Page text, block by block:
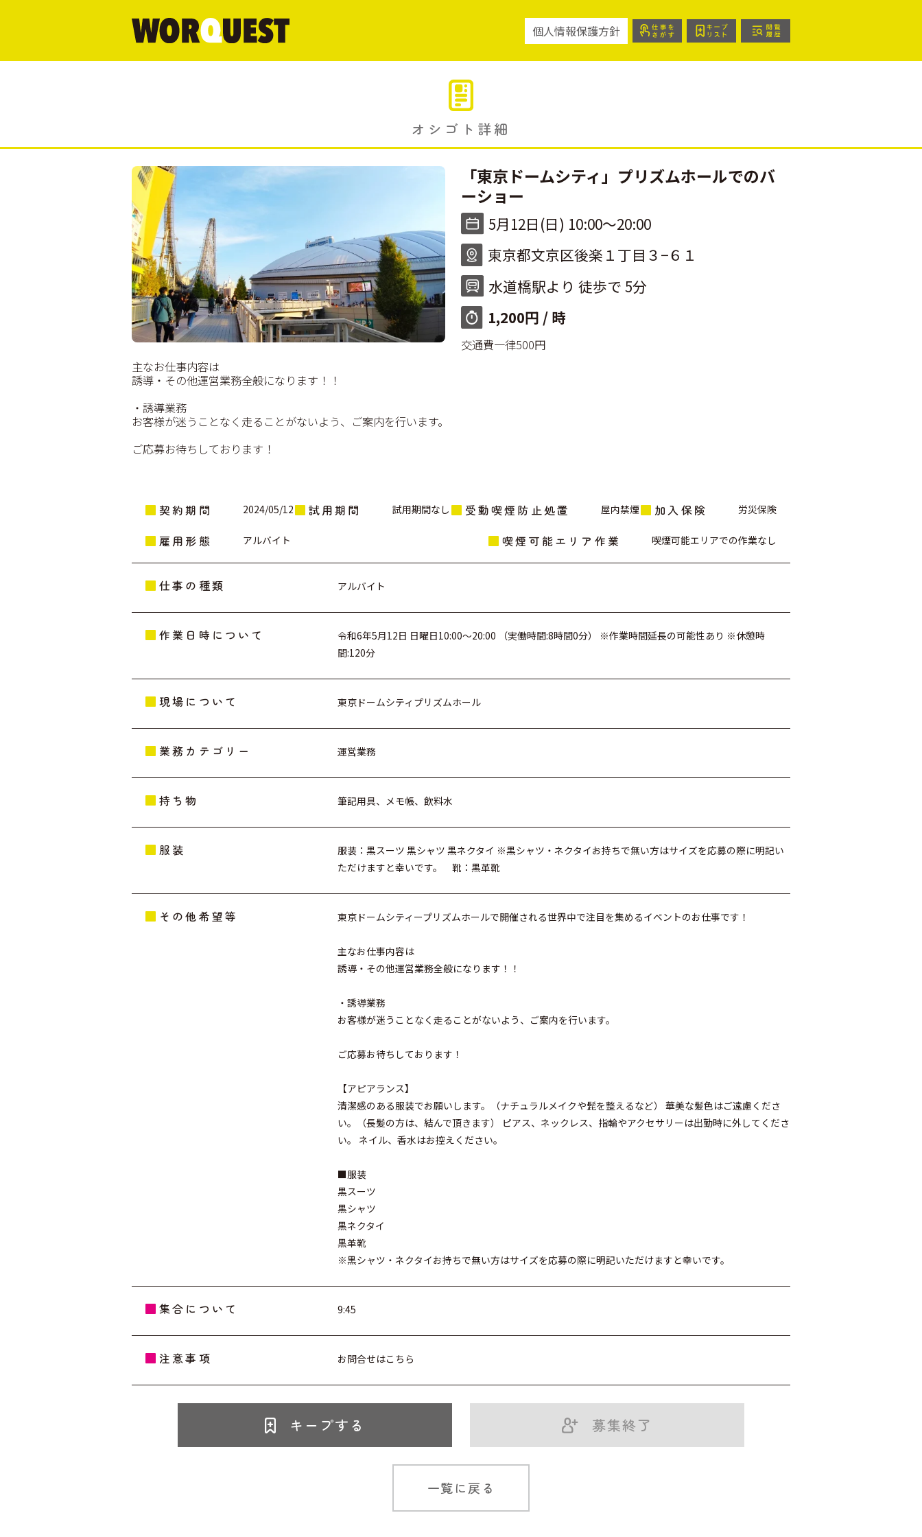
個人情報保護方針
オシゴト詳細
「東京ドームシティ」プリズムホールでのバ
ーショー
5月12日(日) 10:00〜20:00
東京都文京区後楽１丁目３−６１
水道橋駅より 徒歩で 5分
1,200円 / 時
交通費一律500円
主なお仕事内容は
誘導・その他運営業務全般になります！！
・誘導業務
お客様が迷うことなく走ることがないよう、ご案内を行います。
ご応募お待ちしております！
契約期間 2024/05/12 試用期間 試用期間なし 受動喫煙防止処置 屋内禁煙 加入保険 労災保険
雇用形態 アルバイト 喫煙可能エリア作業 喫煙可能エリアでの作業なし
仕事の種類 アルバイト
作業日時について
令和6年5月12日 日曜日10:00～20:00 （実働時間:8時間0分） ※作業時間延長の可能性あり ※休憩時
間:120分
現場について 東京ドームシティプリズムホール
業務カテゴリー 運営業務
持ち物 筆記用具、メモ帳、飲料水
服装
服装：黒スーツ 黒シャツ 黒ネクタイ ※黒シャツ・ネクタイお持ちで無い方はサイズを応募の際に明記い
ただけますと幸いです。 靴：黒革靴
その他希望等 東京ドームシティープリズムホールで開催される世界中で注目を集めるイベントのお仕事です！
主なお仕事内容は
誘導・その他運営業務全般になります！！
・誘導業務
お客様が迷うことなく走ることがないよう、ご案内を行います。
ご応募お待ちしております！
【アピアランス】
清潔感のある服装でお願いします。（ナチュラルメイクや髭を整えるなど） 華美な髪色はご遠慮くださ
い。（長髪の方は、結んで頂きます） ピアス、ネックレス、指輪やアクセサリーは出勤時に外してくださ
い。 ネイル、香水はお控えください。
■服装
黒スーツ
黒シャツ
黒ネクタイ
黒革靴
※黒シャツ・ネクタイお持ちで無い方はサイズを応募の際に明記いただけますと幸いです。
集合について 9:45
注意事項 お問合せはこちら
キープする 募集終了
一覧に戻る